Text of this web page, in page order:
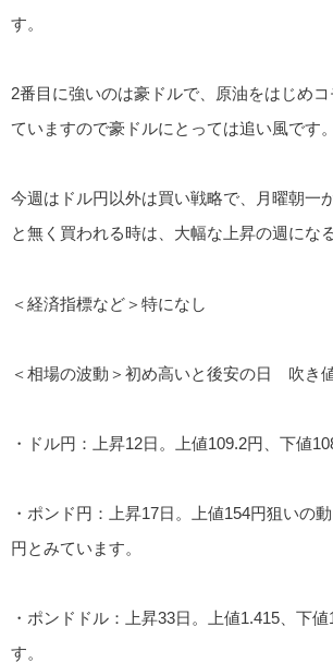
す。
2番目に強いのは豪ドルで、原油をはじめ
ていますので豪ドルにとっては追い風です。
今週はドル円以外は買い戦略で、月曜朝一
と無く買われる時は、大幅な上昇の週にな
＜経済指標など＞特になし
＜相場の波動＞初め高いと後安の日 吹き
・ドル円：上昇12日。上値109.2円、下値
・ポンド円：上昇17日。上値154円狙いの
円とみています。
・ポンドドル：上昇33日。上値1.415、下
す。